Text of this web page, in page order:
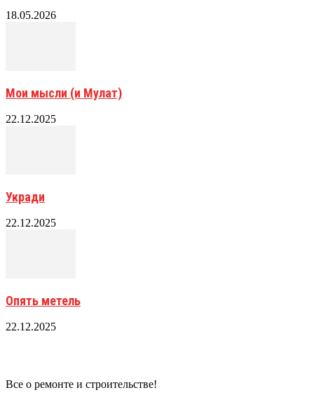
18.05.2026
Мои мысли (и Мулат)
22.12.2025
Укради
22.12.2025
Опять метель
22.12.2025
Все о ремонте и строительстве!